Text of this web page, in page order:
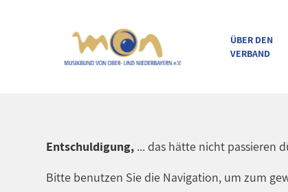
ÜBER DEN
VERBAND
Entschuldigung, ... das hätte nicht passieren
Bitte benutzen Sie die Navigation, um zum